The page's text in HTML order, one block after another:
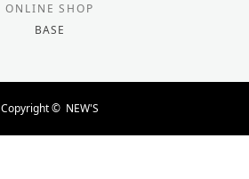
ONLINE SHOP
BASE
Copyright © NEW'S